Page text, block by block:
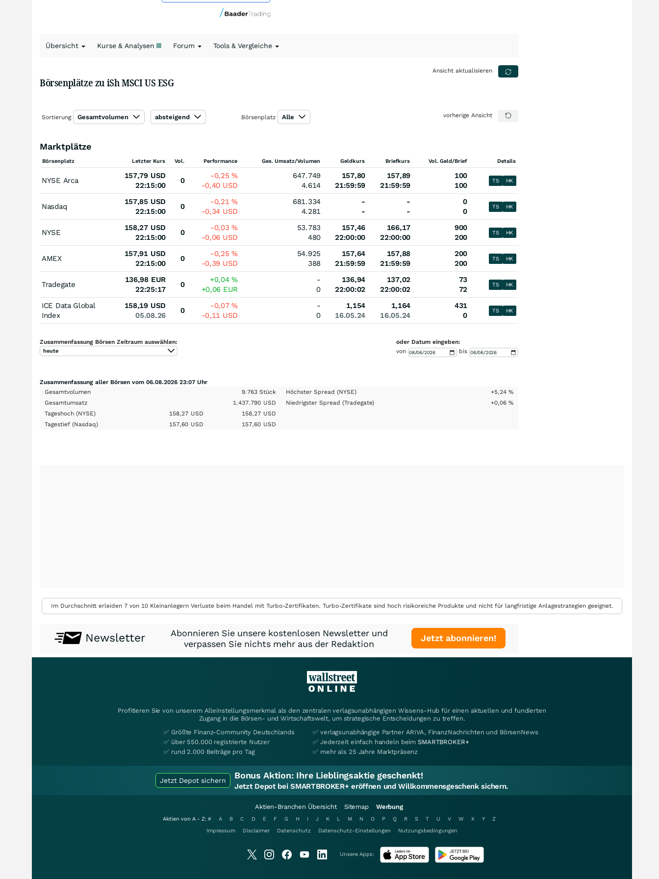
Übersicht Kurse & Analysen Forum Tools & Vergleiche
Börsenplätze zu iSh MSCI US ESG
Ansicht aktualisieren
Sortierung Gesamtvolumen absteigend Börsenplatz Alle vorherige Ansicht
Marktplätze
Börsenplatz Letzter Kurs Vol. Performance Ges. Umsatz/Volumen Geldkurs Briefkurs Vol. Geld/Brief Details
NYSE Arca
157,79 USD
22:15:00
0
-0,25%
-0,40 USD
647.749
4.614
157,80
21:59:59
157,89
21:59:59
100
100
TS HK
Nasdaq
157,85 USD
22:15:00
0
-0,21%
-0,34 USD
681.334
4.281
-
-
-
-
0
0
TS HK
NYSE
158,27 USD
22:15:00
0
-0,03%
-0,06 USD
53.783
480
157,46
22:00:00
166,17
22:00:00
900
200
TS HK
AMEX
157,91 USD
22:15:00
0
-0,25%
-0,39 USD
54.925
388
157,64
21:59:59
157,88
21:59:59
200
200
TS HK
Tradegate
136,98 EUR
22:25:17
0
+0,04%
+0,06 EUR
-
0
136,94
22:00:02
137,02
22:00:02
73
72
TS HK
ICE Data Global
Index
158,19 USD
05.08.26
0
-0,07%
-0,11 USD
-
0
1,154
16.05.24
1,164
16.05.24
431
0
TS HK
Zusammenfassung Börsen Zeitraum auswählen:
heute
oder Datum eingeben:
von
bis
Zusammenfassung aller Börsen vom 06.08.2026 23:07 Uhr
Gesamtvolumen
9.763 Stück Höchster Spread(NYSE) +5,24 %
Gesamtumsatz
1.437.790 USD Niedrigster Spread(Tradegate) +0,06 %
Tageshoch (NYSE) 158,27 USD 158,27 USD
Tagestief (Nasdaq) 157,60 USD 157,60 USD
Im Durchschnitt erleiden 7 von 10 Kleinanlegern Verluste beim Handel mit Turbo-Zertifikaten. Turbo-Zertifikate sind hoch risikoreiche Produkte und nicht für langfristige Anlagestrategien geeignet.
Newsletter
Abonnieren Sie unsere kostenlosen Newsletter und
verpassen Sie nichts mehr aus der Redaktion
Jetzt abonnieren!
Profitieren Sie von unserem Alleinstellungsmerkmal als den zentralen verlagsunabhängigen Wissens-Hub für einen aktuellen und fundierten
Zugang in die Börsen- und Wirtschaftswelt, um strategische Entscheidungen zu treffen.
✅ Größte Finanz-Community Deutschlands
✅ über 550.000 registrierte Nutzer
✅ rund 2.000 Beiträge pro Tag
✅ verlagsunabhängige Partner ARIVA, FinanzNachrichten und BörsenNews
✅ Jederzeit einfach handeln beimSMARTBROKER+
✅ mehr als 25 Jahre Marktpräsenz
Jetzt Depot sichern Bonus Aktion: Ihre Lieblingsaktie geschenkt!
Jetzt Depot bei SMARTBROKER+ eröffnen und Willkommensgeschenk sichern.
Aktien-Branchen Übersicht Sitemap Werbung
Aktien von A - Z: # A B C D E F G H I J K L M N O P Q R S T U V W X Y
Z
Impressum
Disclaimer Datenschutz Datenschutz-Einstellungen Nutzungsbedingungen
Unsere Apps: